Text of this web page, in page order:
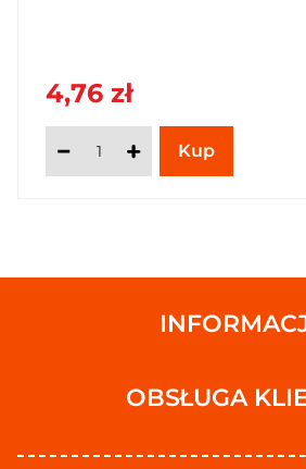
4,76 zł
OBSŁUGA